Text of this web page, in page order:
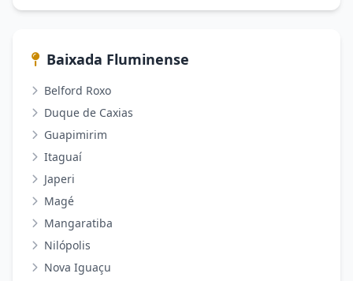
Baixada Fluminense
Belford Roxo
Duque de Caxias
Guapimirim
Itaguaí
Japeri
Magé
Mangaratiba
Nilópolis
Nova Iguaçu